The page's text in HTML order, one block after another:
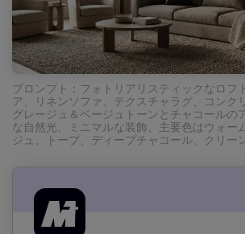
プロンプト：フォトリアリスティックなロフ
ア、リネンソファ、テクスチャラグ、コンク
グレージュ＆ベージュトーンとチャコールの
な自然光、ミニマルな装飾、主要色はウォー
ジュ、トープ、ディープチャコール、クリー